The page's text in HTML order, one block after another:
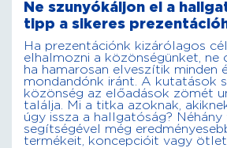
Ne szunyókáljon el a
tipp a sikeres
Ha prezentációnk kizárólagos
elhalmozni a közönségünket, ne
ha hamarosan elveszítik minden
mondandónk iránt. A kutatások
közönség az előadások zömét
találja. Mi a titka azoknak,
úgy issza a hallgatóság? Néhány
segítségével még
termékeit, koncepcióit vagy